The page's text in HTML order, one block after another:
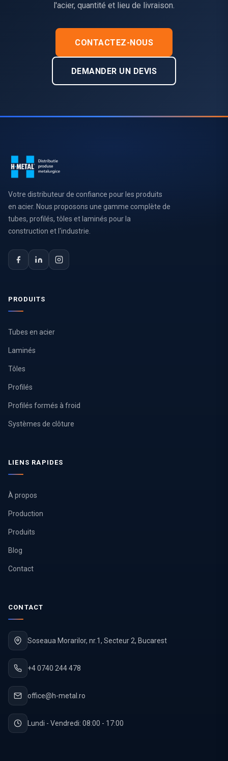
l'acier, quantité et lieu de livraison.
CONTACTEZ-NOUS
DEMANDER UN DEVIS
Votre distributeur de confiance pour les produits
en acier. Nous proposons une gamme complète de
tubes, profilés, tôles et laminés pour la
construction et l'industrie.
PRODUITS
Tubes en acier
Laminés
Tôles
Profilés
Profilés formés à froid
Systèmes de clôture
LIENS RAPIDES
À propos
Production
Produits
Blog
Contact
CONTACT
Soseaua Morarilor, nr.1, Secteur 2, Bucarest
+4 0740 244 478
office@h-metal.ro
Lundi - Vendredi: 08:00 - 17:00